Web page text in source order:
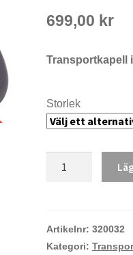
699,00 kr
Transportkapell
Storlek
mängd
Artikelnr: 320032
Kategori: